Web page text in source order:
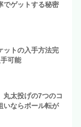
でゲットする秘密
ットの入手方法完
可能
丸太投げの7つのコ
いならボール転が